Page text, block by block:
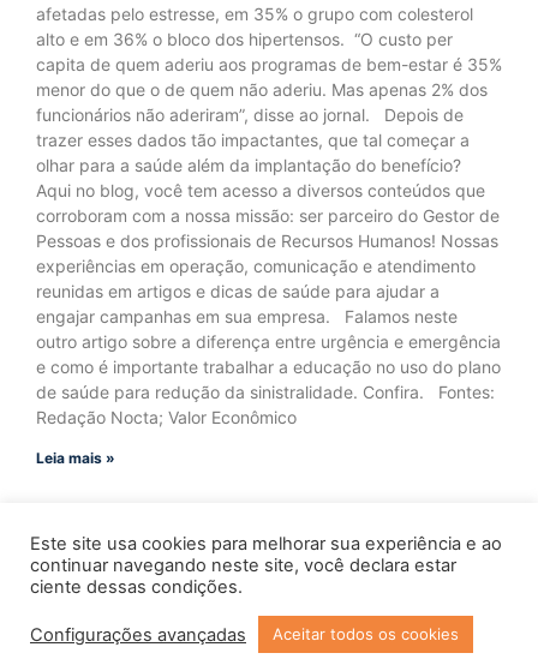
afetadas pelo estresse, em 35% o grupo com colesterol
alto e em 36% o bloco dos hipertensos. “O custo per
capita de quem aderiu aos programas de bem-estar é 35%
menor do que o de quem não aderiu. Mas apenas 2% dos
funcionários não aderiram”, disse ao jornal. Depois de
trazer esses dados tão impactantes, que tal começar a
olhar para a saúde além da implantação do benefício?
Aqui no blog, você tem acesso a diversos conteúdos que
corroboram com a nossa missão: ser parceiro do Gestor de
Pessoas e dos profissionais de Recursos Humanos! Nossas
experiências em operação, comunicação e atendimento
reunidas em artigos e dicas de saúde para ajudar a
engajar campanhas em sua empresa. Falamos neste
outro artigo sobre a diferença entre urgência e emergência
e como é importante trabalhar a educação no uso do plano
de saúde para redução da sinistralidade. Confira. Fontes:
Redação Nocta; Valor Econômico
Leia mais »
Copyright © 2023 Todos os Direitos Reservados
Este site usa cookies para melhorar sua experiência e ao
continuar navegando neste site, você declara estar
ciente dessas condições.
Configurações avançadas Aceitar todos os cookies